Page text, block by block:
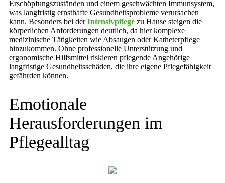
Erschöpfungszuständen und einem geschwächten Immunsystem,
was langfristig ernsthafte Gesundheitsprobleme verursachen
kann. Besonders bei derIntensivpflege zu Hause steigen die
körperlichen Anforderungen deutlich, da hier komplexe
medizinische Tätigkeiten wie Absaugen oder Katheterpflege
hinzukommen. Ohne professionelle Unterstützung und
ergonomische Hilfsmittel riskieren pflegende Angehörige
langfristige Gesundheitsschäden, die ihre eigene Pflegefähigkeit
gefährden können.
Emotionale
Herausforderungen im
Pflegealltag